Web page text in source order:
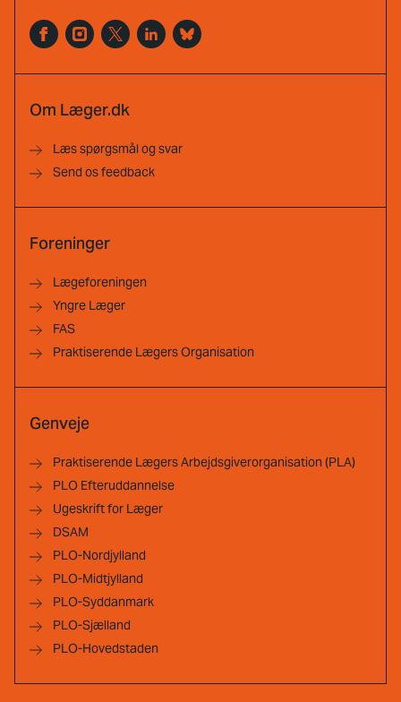
Om Læger.dk
Læs spørgsmål og svar
Send os feedback
Foreninger
Lægeforeningen
Yngre Læger
FAS
Praktiserende Lægers Organisation
Genveje
Praktiserende Lægers Arbejdsgiverorganisation (PLA)
PLO Efteruddannelse
Ugeskrift for Læger
DSAM
PLO-Nordjylland
PLO-Midtjylland
PLO-Syddanmark
PLO-Sjælland
PLO-Hovedstaden